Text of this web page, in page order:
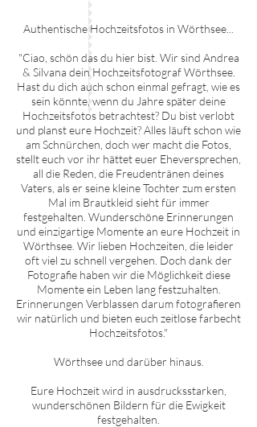
Authentische Hochzeitsfotos in Wörthsee
"Ciao, schön das du hier bist. Wir sind Andrea
& Silvana dein HochzeitsfotografWörthsee.
Hast du dich auch schon einmal gefragt, wie es
sein könnte, wenn du Jahre später deine
Hochzeitsfotos betrachtest? Du bist verlobt
und planst eure Hochzeit? Alles läuft schon wie
am Schnürchen, doch wer macht die Fotos,
stellt euch vor ihr hättet euer Eheversprechen,
all die Reden, die Freudentränen deines
Vaters, als er seine kleine Tochter zum ersten
Mal im Brautkleid sieht für immer
festgehalten. Wunderschöne Erinnerungen
und einzigartige Momente an eure Hochzeit in
Wörthsee . Wir lieben Hochzeiten, die leider
oft viel zu schnell vergehen. Doch dank der
Fotografie haben wir die Möglichkeit diese
Momente ein Leben lang festzuhalten.
Erinnerungen Verblassen darum fotografieren
wir natürlich und bieten euch zeitlose farbecht
Hochzeitsfotos."
Wörthseeund darüber hinaus.
Eure Hochzeit wird in ausdrucksstarken,
wunderschönen Bildern für die Ewigkeit
festgehalten.